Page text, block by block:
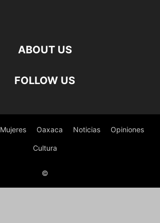
ABOUT US
FOLLOW US
Mujeres Oaxaca Noticias Opiniones
Cultura
©